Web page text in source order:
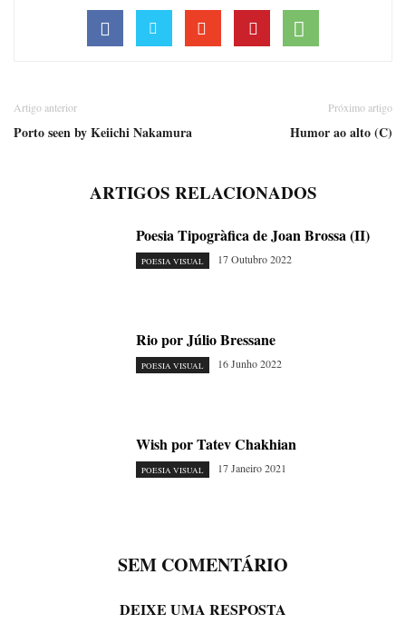
Artigo anterior
Porto seen by Keiichi Nakamura
Próximo artigo
Humor ao alto (C)
ARTIGOS RELACIONADOS
Poesia Tipogràfica de Joan Brossa (II)
POESIA VISUAL 17 Outubro 2022
Rio por Júlio Bressane
POESIA VISUAL 16 Junho 2022
Wish por Tatev Chakhian
POESIA VISUAL 17 Janeiro 2021
SEM COMENTÁRIO
DEIXE UMA RESPOSTA